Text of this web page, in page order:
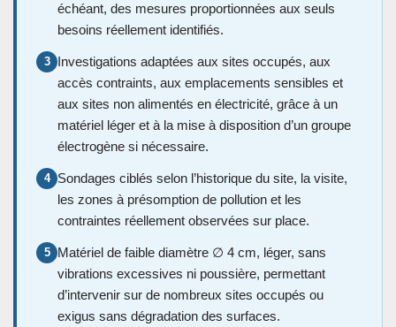
échéant, des mesures proportionnées aux seuls
besoins réellement identifiés.
3
Investigations adaptées aux sites occupés, aux
accès contraints, aux emplacements sensibles et
aux sites non alimentés en électricité, grâce à un
matériel léger et à la mise à disposition d’un groupe
électrogène si nécessaire.
4
Sondages ciblés selon l’historique du site, la visite,
les zones à présomption de pollution et les
contraintes réellement observées sur place.
5
Matériel de faible diamètre ∅ 4 cm, léger, sans
vibrations excessives ni poussière, permettant
d’intervenir sur de nombreux sites occupés ou
exigus sans dégradation des surfaces.